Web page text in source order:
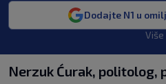
Dodajte N1 u
Više
Nerzuk Ćurak, politolog,